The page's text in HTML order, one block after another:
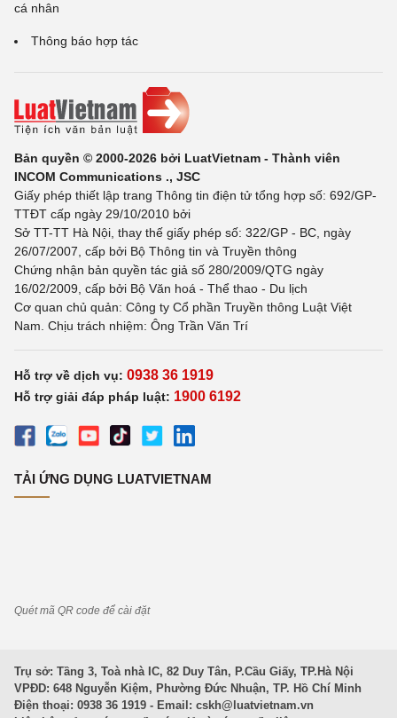
cá nhân
Thông báo hợp tác
Bản quyền © 2000-2026 bởi LuatVietnam - Thành viên
INCOM Communications ., JSC
Giấy phép thiết lập trang Thông tin điện tử tổng hợp số: 692/GP-
TTĐT cấp ngày 29/10/2010 bởi
Sở TT-TT Hà Nội, thay thế giấy phép số: 322/GP - BC, ngày
26/07/2007, cấp bởi Bộ Thông tin và Truyền thông
Chứng nhận bản quyền tác giả số 280/2009/QTG ngày
16/02/2009, cấp bởi Bộ Văn hoá - Thể thao - Du lịch
Cơ quan chủ quản: Công ty Cổ phần Truyền thông Luật Việt
Nam. Chịu trách nhiệm: Ông Trần Văn Trí
Hỗ trợ về dịch vụ: 0938 36 1919
Hỗ trợ giải đáp pháp luật: 1900 6192
TẢI ỨNG DỤNG LUATVIETNAM
Quét mã QR code để cài đặt
Trụ sở: Tầng 3, Toà nhà IC, 82 Duy Tân, P.Cầu Giấy, TP.Hà Nội
VPĐD: 648 Nguyễn Kiệm, Phường Đức Nhuận, TP. Hồ Chí Minh
Điện thoại: 0938 36 1919 - Email: cskh@luatvietnam.vn